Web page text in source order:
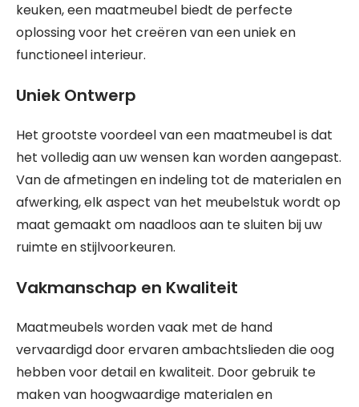
keuken, een maatmeubel biedt de perfecte
oplossing voor het creëren van een uniek en
functioneel interieur.
Uniek Ontwerp
Het grootste voordeel van een maatmeubel is dat
het volledig aan uw wensen kan worden aangepast.
Van de afmetingen en indeling tot de materialen en
afwerking, elk aspect van het meubelstuk wordt op
maat gemaakt om naadloos aan te sluiten bij uw
ruimte en stijlvoorkeuren.
Vakmanschap en Kwaliteit
Maatmeubels worden vaak met de hand
vervaardigd door ervaren ambachtslieden die oog
hebben voor detail en kwaliteit. Door gebruik te
maken van hoogwaardige materialen en